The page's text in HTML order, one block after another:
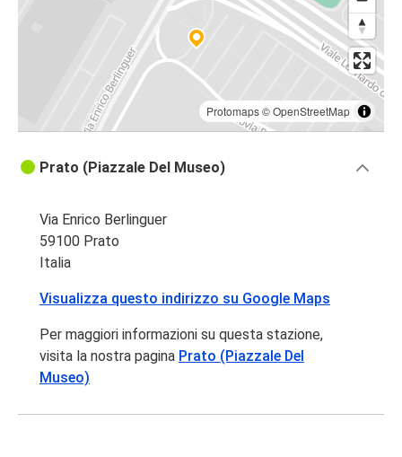
Protomaps©OpenStreetMap
Prato (Piazzale Del Museo)
Via Enrico Berlinguer
59100 Prato
Italia
Visualizza questo indirizzo su Google Maps
Per maggiori informazioni su questa stazione,
visita la nostra pagina Prato (Piazzale Del
Museo)